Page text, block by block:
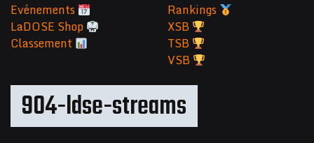
904-ldse-streams
Evénements
LaDOSE Shop
Classement
Rankings
XSB
TSB
VSB